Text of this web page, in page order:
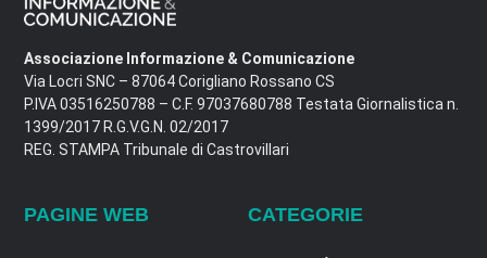
Associazione Informazione & Comunicazione
Via Locri SNC – 87064 Corigliano Rossano CS
P.IVA 03516250788 – C.F. 97037680788 Testata Giornalistica n.
1399/2017 R.G.V.G.N. 02/2017
REG. STAMPA Tribunale di Castrovillari
PAGINE WEB CATEGORIE